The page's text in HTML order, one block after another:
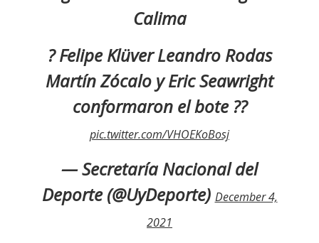
Calima
? Felipe Klüver Leandro Rodas
Martín Zócalo y Eric Seawright
conformaron el bote ??
pic.twitter.com/VHOEKoBosj
— Secretaría Nacional del
Deporte (@UyDeporte) December 4,
2021